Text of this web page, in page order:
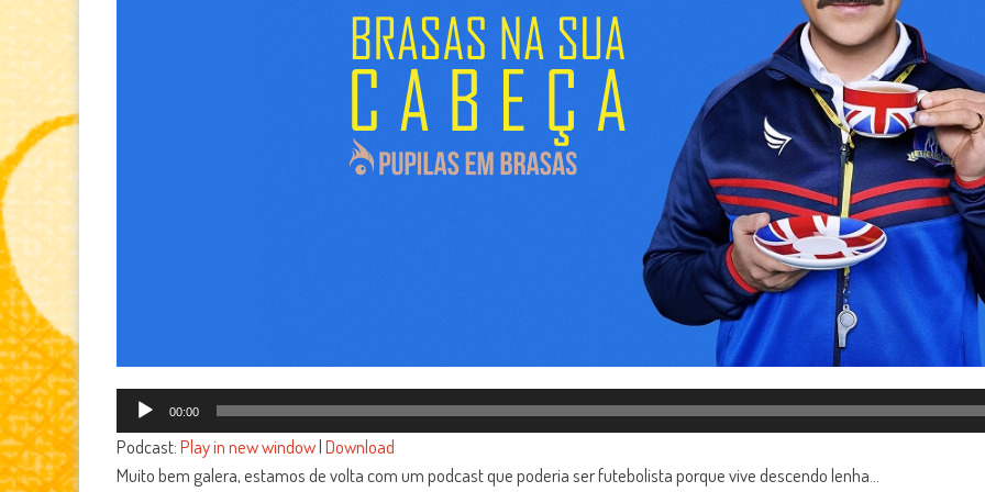
Tocador
de
áudio
00:00
Podcast:Play in new window|Download
Muito bem galera, estamos de volta com um podcast que poderia ser futebolista porque vive descendo lenha…